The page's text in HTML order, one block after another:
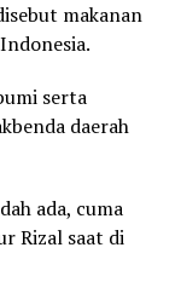
makanan
serta
daerah
ada, cuma
Rizal saat di